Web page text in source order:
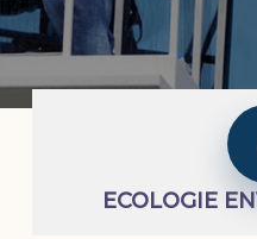
ECOLOGIE